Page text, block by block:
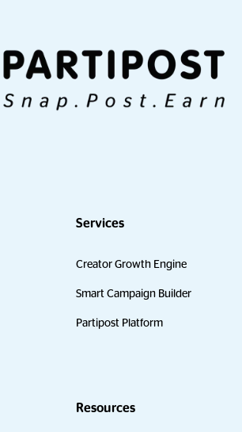
Services
Creator Growth Engine
Smart Campaign Builder
Partipost Platform
Resources